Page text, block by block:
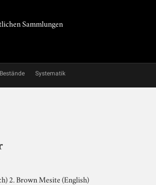
Sammlungen
Bestände Systematik
2. Brown Mesite (English)